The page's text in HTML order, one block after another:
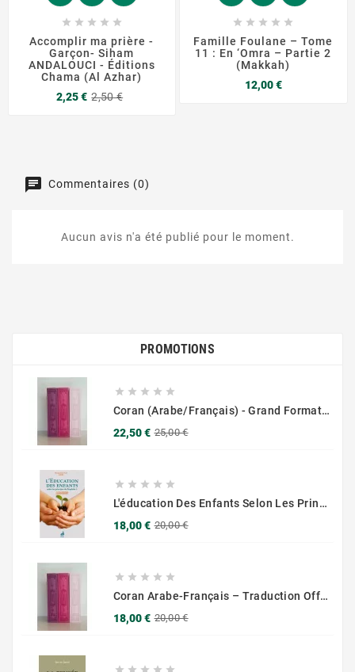
    
Accomplir ma prière -
Garçon- Siham
ANDALOUCI - Éditions
Chama (Al Azhar)
2,25 € 2,50 €
    
Famille Foulane – Tome
11 : En ‘Omra – Partie 2
(Makkah)
12,00 €Prix
Commentaires (0)
Aucun avis n'a été publié pour le moment.
PROMOTIONS
    
Coran (Arabe/Français) - Grand Format 17x25 - Couverture Daim - Pages Dorées
22,50 € 25,00 €
    
L'éducation Des Enfants Selon Les Principes Du Prophète Sws
18,00 € 20,00 €
    
Coran Arabe-Français – Traduction Officielle (14x20 Cm ) – Couverture Daim Luxees Dorées
18,00 € 20,00 €